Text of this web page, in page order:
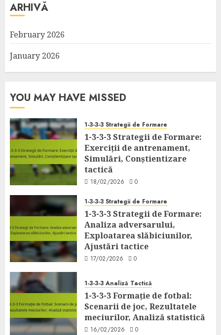
ARHIVĂ
February 2026
January 2026
YOU MAY HAVE MISSED
1-3-3-3 Strategii de Formare
1-3-3-3 Strategii de Formare:
Exerciții de antrenament,
Simulări, Conștientizare
tactică
18/02/2026 0
1-3-3-3 Strategii de Formare
1-3-3-3 Strategii de Formare:
Analiza adversarului,
Exploatarea slăbiciunilor,
Ajustări tactice
17/02/2026 0
1-3-3-3 Analiză Tactică
1-3-3-3 Formație de fotbal:
Scenarii de joc, Rezultatele
meciurilor, Analiză statistică
16/02/2026 0